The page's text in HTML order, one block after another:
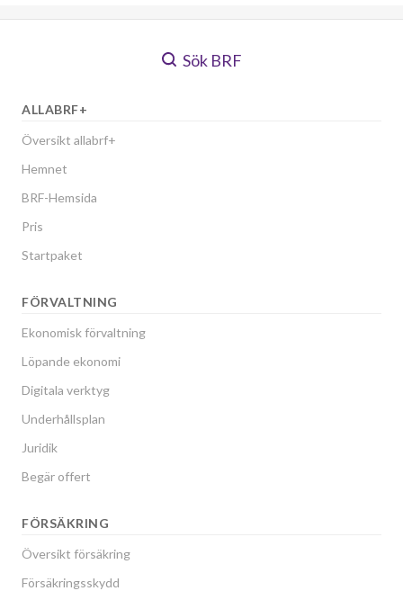
Sök BRF
ALLABRF+
Översikt allabrf+
Hemnet
BRF-Hemsida
Pris
Startpaket
FÖRVALTNING
Ekonomisk förvaltning
Löpande ekonomi
Digitala verktyg
Underhållsplan
Juridik
Begär offert
FÖRSÄKRING
Översikt försäkring
Försäkringsskydd